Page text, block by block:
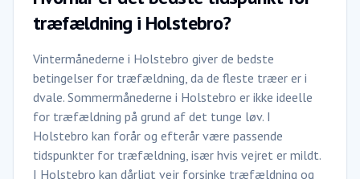
træfældning i Holstebro?
Vintermånederne i Holstebro giver de bedste
betingelser for træfældning, da de fleste træer er i
dvale. Sommermånederne i Holstebro er ikke ideelle
for træfældning på grund af det tunge løv. I
Holstebro kan forår og efterår være passende
tidspunkter for træfældning, især hvis vejret er mildt.
I Holstebro kan dårligt vejr forsinke træfældning og